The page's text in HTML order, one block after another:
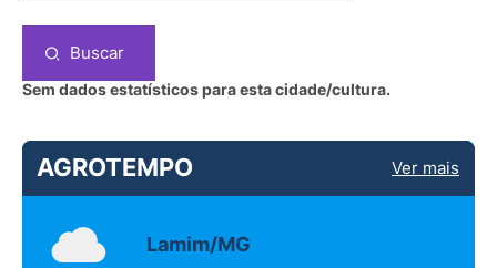
Buscar
Sem dados estatísticos para esta cidade/cultura.
AGROTEMPO Ver mais
Lamim/MG